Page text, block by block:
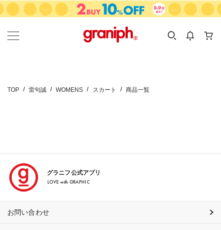
カテゴリーから探す
KIDS
カテゴリ
サイズ
TOP 雷句誠 WOMENS スカート 商品一覧
グラニフ公式アプリ
LOVE with GRAPHIC
お問い合わせ